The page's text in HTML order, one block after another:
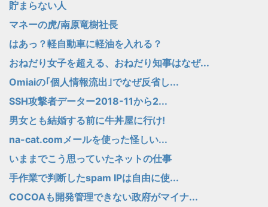
貯まらない人
マネーの虎/南原竜樹社長
はあっ？軽自動車に軽油を入れる？
おねだり女子を超える、おねだり知事はなぜ...
Omiaiの｢個人情報流出｣でなぜ反省し...
SSH攻撃者データー2018-11から2...
男女とも結婚する前に牛丼屋に行け!
na-cat.comメールを使った怪しい...
いままでこう思っていたネットの仕事
手作業で判断したspam IPは自由に使...
COCOAも開発管理できない政府がマイナ...